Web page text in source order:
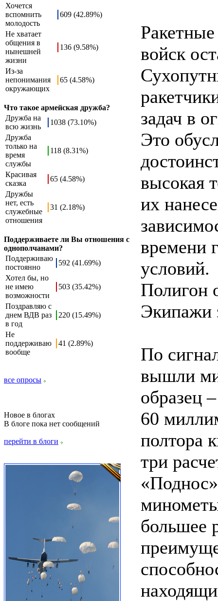
Хочется
вспомнить
молодость
609 (42.89%)
Не хватает
общения в
нынешней
жизни
136 (9.58%)
Из-за
непонимания
окружающих
65 (4.58%)
Что такое армейская дружба?
Дружба на
всю жизнь
1038 (73.10%)
Дружба
только на
время
службы
118 (8.31%)
Красивая
сказка
65 (4.58%)
Дружбы
нет, есть
служебные
отношения
31 (2.18%)
Поддерживаете ли Вы отношения с
однополчанами?
Поддерживаю
постоянно
592 (41.69%)
Хотел бы, но
не имею
возможности
503 (35.42%)
Поздравляю с
днем ВДВ раз
в год
220 (15.49%)
Не
поддерживаю
вообще
41 (2.89%)
все опросы
Новое в блогах
В блоге пока нет сообщений
перейти в блоги
войск
задач в
Это
высокая
их
времени
условий.
Полигон
Экипажи
По
вышли
образец
60
полтора
три
большее